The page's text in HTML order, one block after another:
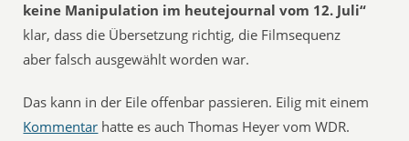
keine Manipulation im heutejournal vom 12. Juli“
klar, dass die Übersetzung richtig, die Filmsequenz
aber falsch ausgewählt worden war.
Das kann in der Eile offenbar passieren. Eilig mit einem
Kommentar hatte es auch Thomas Heyer vom WDR.